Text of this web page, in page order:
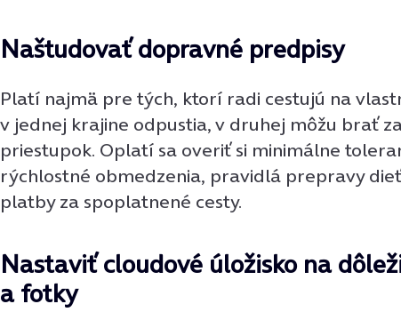
Naštudovať dopravné predpisy
Platí najmä pre tých, ktorí radi cestujú na
v jednej krajine odpustia, v druhej môžu brať
priestupok. Oplatí sa overiť si minimálne
rýchlostné obmedzenia, pravidlá prepravy
platby za spoplatnené cesty.
Nastaviť cloudové úložisko na
a fotky